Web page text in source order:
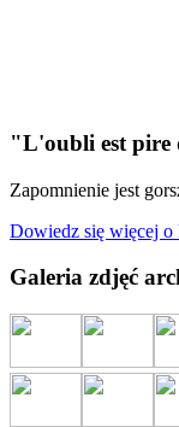
"L'oubli est pire
Zapomnienie jest
Dowiedz się więcej o
Galeria zdjęć